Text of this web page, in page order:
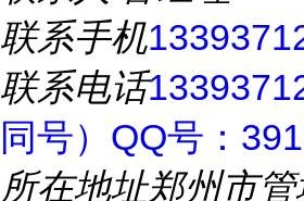
联系手机
联系电话
同号）QQ号：
所在地址郑州市